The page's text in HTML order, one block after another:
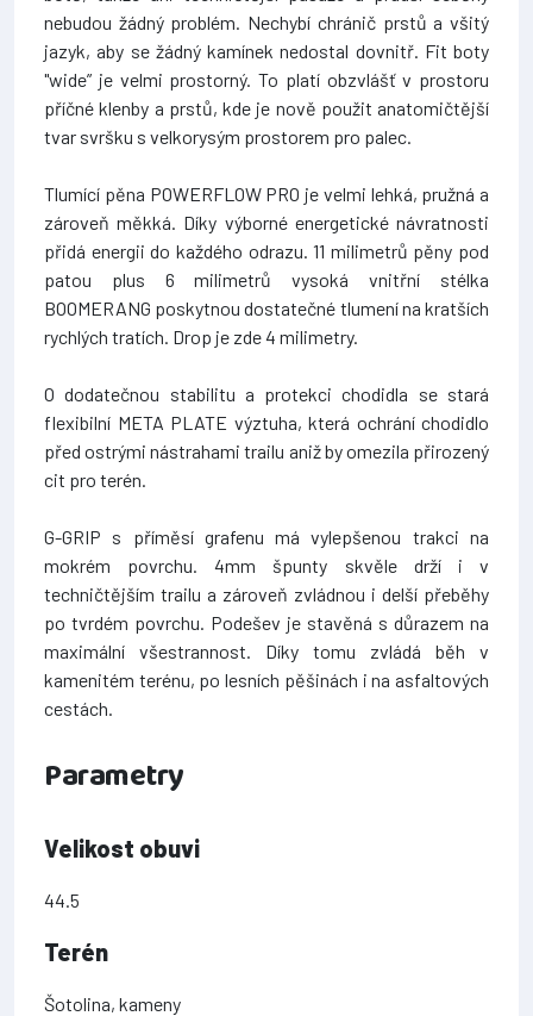
nebudou žádný problém. Nechybí chránič prstů a všitý
jazyk, aby se žádný kamínek nedostal dovnitř. Fit boty
"wide” je velmi prostorný. To platí obzvlášť v prostoru
příčné klenby a prstů, kde je nově použit anatomičtější
tvar svršku s velkorysým prostorem pro palec.
Tlumící pěna POWERFLOW PRO je velmi lehká, pružná a
zároveň měkká. Díky výborné energetické návratnosti
přidá energii do každého odrazu. 11 milimetrů pěny pod
patou plus 6 milimetrů vysoká vnitřní stélka
BOOMERANG poskytnou dostatečné tlumení na kratších
rychlých tratích. Drop je zde 4 milimetry.
O dodatečnou stabilitu a protekci chodidla se stará
flexibilní META PLATE výztuha, která ochrání chodidlo
před ostrými nástrahami trailu aniž by omezila přirozený
cit pro terén.
G-GRIP s příměsí grafenu má vylepšenou trakci na
mokrém povrchu. 4mm špunty skvěle drží i v
techničtějším trailu a zároveň zvládnou i delší přeběhy
po tvrdém povrchu. Podešev je stavěná s důrazem na
maximální všestrannost. Díky tomu zvládá běh v
kamenitém terénu, po lesních pěšinách i na asfaltových
cestách.
Parametry
Velikost obuvi
44.5
Terén
Šotolina, kameny